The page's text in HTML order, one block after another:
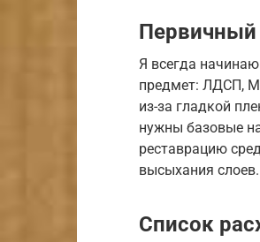
Первичный
Я всегда
предмет: ЛДСП,
из-за гладкой
нужны базовые
реставрацию
высыхания слоев.
Список